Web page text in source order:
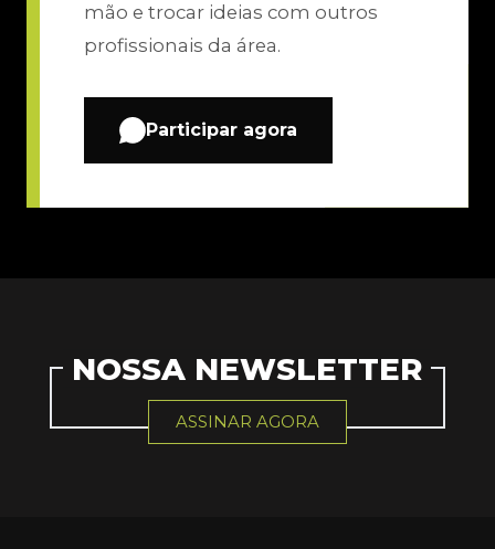
mão e trocar ideias com outros
profissionais da área.
Participar agora
NOSSA NEWSLETTER
ASSINAR AGORA